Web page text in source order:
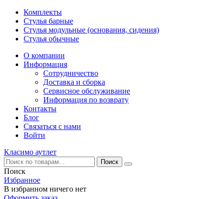
Комплекты
Стулья барные
Стулья модульные (основания, сидения)
Стулья обычные
О компании
Информация
Сотрудничество
Доставка и сборка
Сервисное обслуживание
Информация по возврату
Контакты
Блог
Связаться с нами
Войти
Класимо аутлет
Поиск
Избранное
В избранном ничего нет